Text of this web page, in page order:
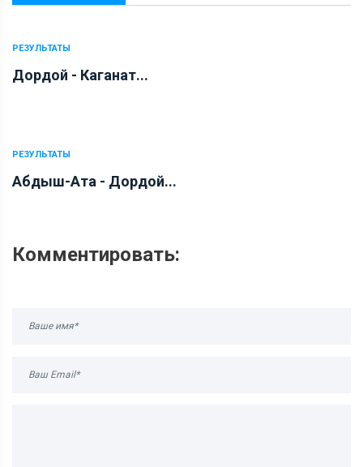
РЕЗУЛЬТАТЫ
Дордой - Каганат...
РЕЗУЛЬТАТЫ
Абдыш-Ата - Дордой...
Комментировать: